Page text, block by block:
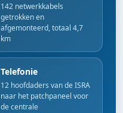
142 netwerkkabels
getrokken en
afgemonteerd, totaal 4,7
km
Telefonie
12 hoofdaders van de ISRA
naar het patchpaneel voor
de centrale